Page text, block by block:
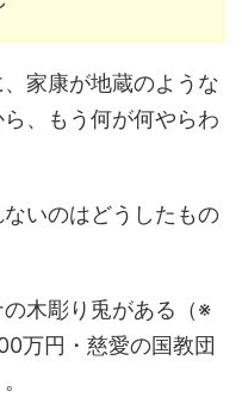
家康が地蔵のような
、もう何が何やらわ
いのはどうしたもの
木彫り兎がある（※
万円・慈愛の国教団